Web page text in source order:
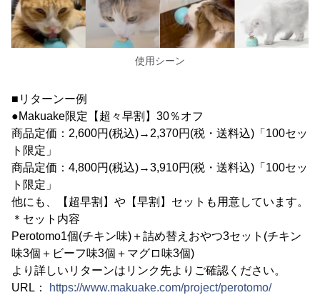
使用シーン
■リターンー例
●Makuake限定【超々早割】30％オフ
商品定価：2,600円(税込)→2,370円(税・送料込)「100セッ
ト限定」
商品定価：4,800円(税込)→3,910円(税・送料込)「100セッ
ト限定」
他にも、【超早割】や【早割】セットも用意しています。
＊セット内容
Perotomo1個(チキン味)＋詰め替えおやつ3セット(チキン
味3個＋ビーフ味3個＋マグロ味3個)
より詳しいリターンはリンク先よりご確認ください。
URL：
https://www.makuake.com/project/perotomo/